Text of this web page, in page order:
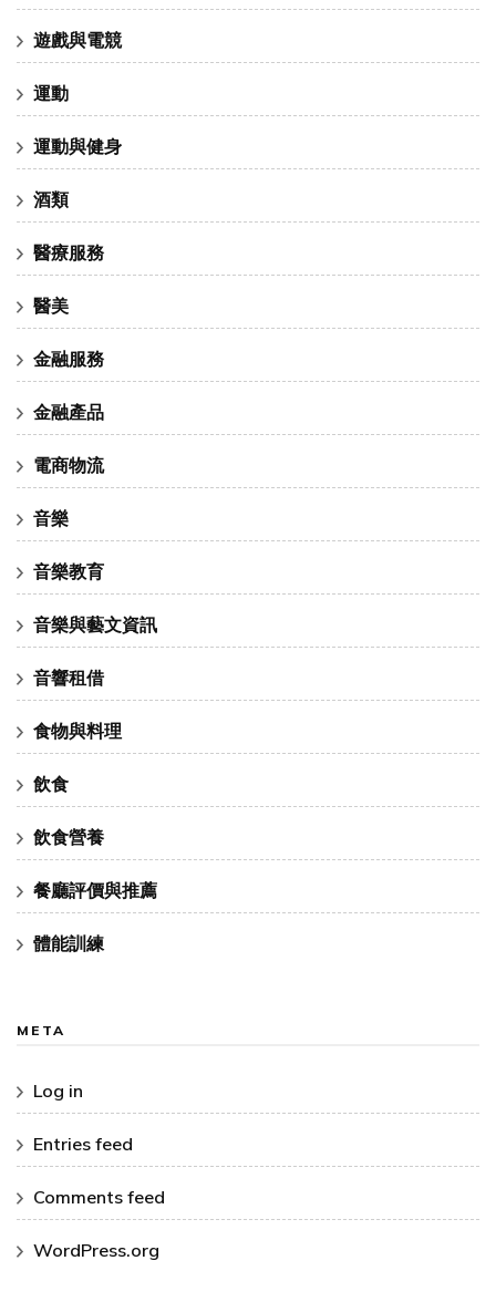
遊戲與電競
運動
運動與健身
酒類
醫療服務
醫美
金融服務
金融產品
電商物流
音樂
音樂教育
音樂與藝文資訊
音響租借
食物與料理
飲食
飲食營養
餐廳評價與推薦
體能訓練
META
Log in
Entries feed
Comments feed
WordPress.org